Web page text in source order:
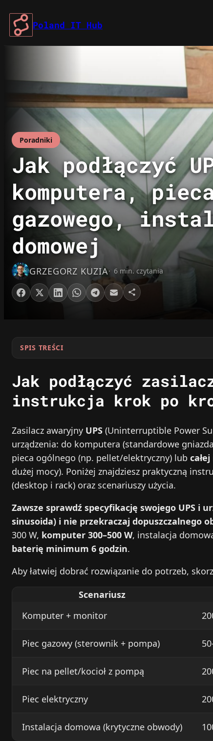
Przejdź
do
treści
Poland IT Hub
Poradniki
Jak podłączyć
komputera,
gazowego,
domowej
GRZEGORZ KUZIA 6 min. czytania
SPIS TREŚCI
Jak podłączyć
instrukcja krok po
Zasilacz awaryjny UPS (Uninterruptible Power
urządzenia: do komputera (standardowe
pieca ogólnego (np. pellet/elektryczny) lub
dużej mocy). Poniżej znajdziesz praktyczną
(desktop i rack) oraz scenariuszy użycia.
Zawsze sprawdź specyfikację swojego UPS i
sinusoida) i nie przekraczaj dopuszczalnego
300 W, komputer 300–500 W, instalacja
baterię minimum 6 godzin.
Aby łatwiej dobrać rozwiązanie do potrzeb,
Scenariusz
Komputer + monitor
Piec gazowy (sterownik + pompa)
Piec na pellet/kocioł z pompą
Piec elektryczny
Instalacja domowa (krytyczne obwody)